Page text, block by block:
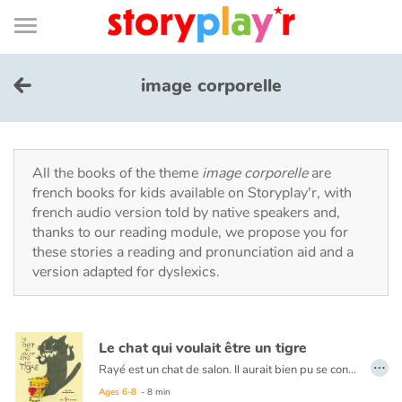
Connexion
Bibliothèque
de
page
Menu
Log in
Try for free
Library
Awards
Tales and classics in french
image corporelle
All the books of the theme image corporelleare
french books for kids available on Storyplay'r, with
french audio version told by native speakers and,
thanks to our reading module, we propose you for
these stories a reading and pronunciation aid and a
version adapted for dyslexics.
Le chat qui voulait être un tigre
Rayé est un chat de salon. Il aurait bien pu se contenter de passer des journées tranquilles auprès de son maître. Mais le petit félin rêve d'une vie sauvage et surtout d'être couronné Roi de la jungle. À la maison, Rayé s'imagine en forêt : il bondit, s'accroche au divan et aux rideaux, éprouvant durement la patience de son maître. Un jour, le brave homme en a assez et prend une décision qui changera à tout jamais leur vie.
Ages 6-8 - 8 min
…